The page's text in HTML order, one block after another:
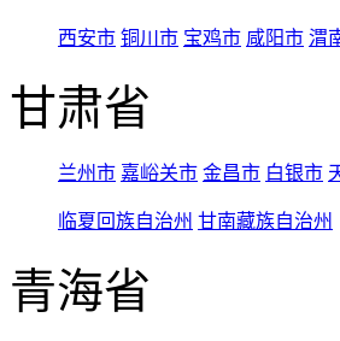
西安市 铜川市 宝鸡市 咸阳市 渭
甘肃省
兰州市 嘉峪关市 金昌市 白银市
临夏回族自治州 甘南藏族自治州
青海省